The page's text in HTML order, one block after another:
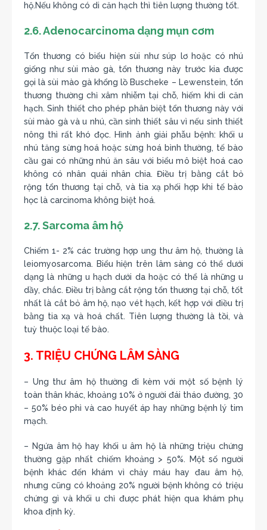
hộ.Nếu không có di căn hạch thì tiên lượng thường tốt.
2.6. Adenocarcinoma dạng mụn cơm
Tổn thương có biểu hiện sùi như súp lơ hoặc có nhú
giống như sùi mào gà, tổn thương này trước kia được
gọi là sùi mào gà khổng lồ Buscheke – Lewenstein, tổn
thương thường chỉ xâm nhiễm tại chỗ, hiếm khi di căn
hạch. Sinh thiết cho phép phân biệt tổn thương này với
sùi mào gà và u nhú, cần sinh thiết sâu vì nếu sinh thiết
nông thì rất khó đọc. Hình ảnh giải phẫu bệnh: khối u
nhú tăng sừng hoá hoặc sừng hoá bình thường, tế bào
cầu gai có những nhú ăn sâu với biểu mô biệt hoá cao
không có nhân quái nhân chia. Điều trị bằng cắt bỏ
rộng tổn thương tại chỗ, và tia xạ phối hợp khi tế bào
học là carcinoma không biệt hoá.
2.7. Sarcoma âm hộ
Chiếm 1- 2% các trường hợp ung thư âm hộ, thường là
leiomyosarcoma. Biểu hiện trên lâm sàng có thể dưới
dạng là những u hạch dưới da hoặc có thể là những u
dầy, chắc. Điều trị bằng cắt rộng tổn thương tại chỗ, tốt
nhất là cắt bỏ âm hộ, nạo vét hạch, kết hợp với điều trị
bằng tia xạ và hoá chất. Tiên lượng thường là tồi, và
tuỳ thuộc loại tế bào.
3. TRIỆU CHỨNG LÂM SÀNG
– Ung thư âm hộ thường đi kèm với một số bệnh lý
toàn thân khác, khoảng 10% ở người đái tháo đường, 30
– 50% béo phì và cao huyết áp hay những bệnh lý tim
mạch.
– Ngứa âm hộ hay khối u âm hộ là những triệu chứng
thường gặp nhất chiếm khoảng > 50%. Một số người
bệnh khác đến khám vì chảy máu hay đau âm hộ,
nhưng cũng có khoảng 20% người bệnh không có triệu
chứng gì và khối u chỉ được phát hiện qua khám phụ
khoa định kỳ.